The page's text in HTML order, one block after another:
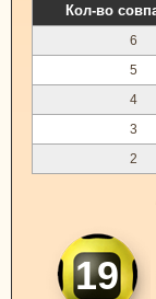
Кол-во
6
5
4
3
2
19